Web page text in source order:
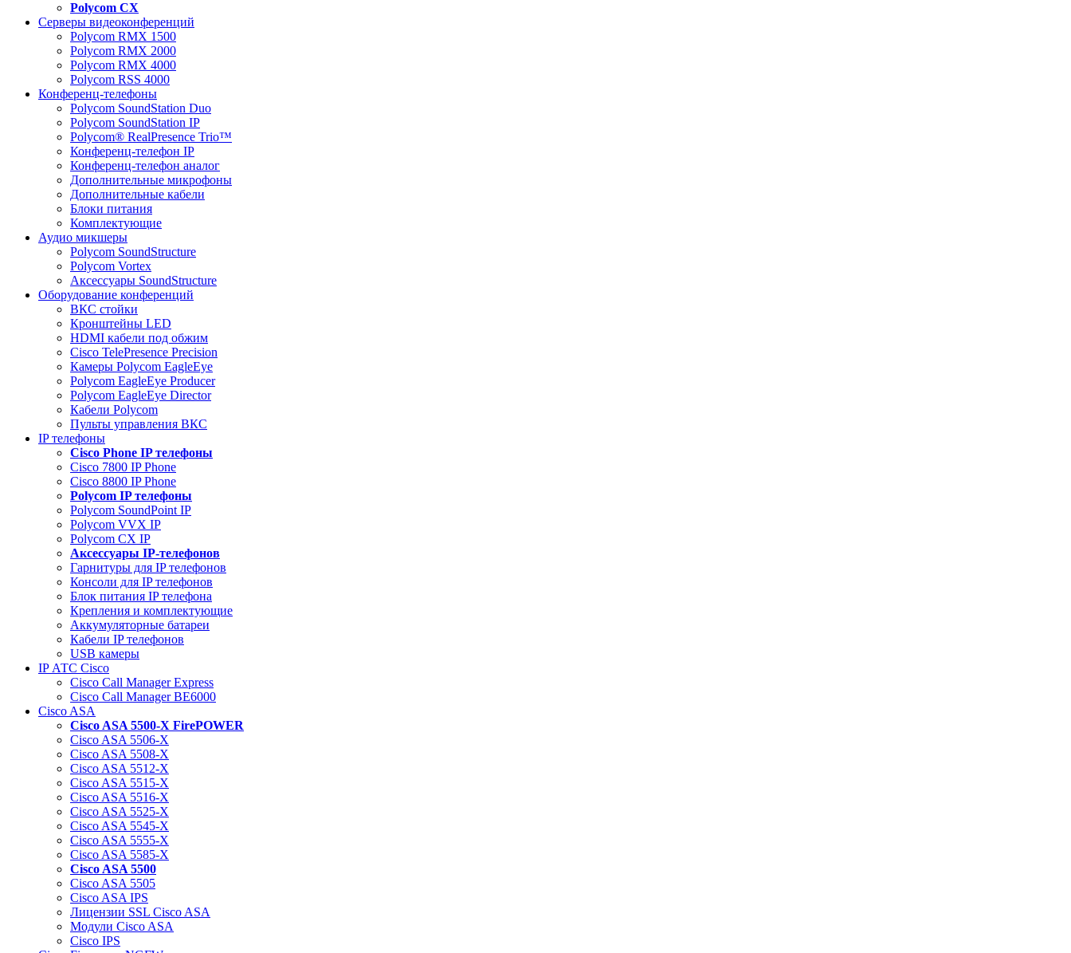
Polycom CX
Серверы видеоконференций
Polycom RMX 1500
Polycom RMX 2000
Polycom RMX 4000
Polycom RSS 4000
Конференц-телефоны
Polycom SoundStation Duo
Polycom SoundStation IP
Polycom® RealPresence Trio™
Конференц-телефон IP
Конференц-телефон аналог
Дополнительные микрофоны
Дополнительные кабели
Блоки питания
Комплектующие
Аудио микшеры
Polycom SoundStructure
Polycom Vortex
Аксессуары SoundStructure
Оборудование конференций
ВКС стойки
Кронштейны LED
HDMI кабели под обжим
Cisco TelePresence Precision
Камеры Polycom EagleEye
Polycom EagleEye Producer
Polycom EagleEye Director
Кабели Polycom
Пульты управления ВКС
IP телефоны
Сisco Phone IP телефоны
Cisco 7800 IP Phone
Cisco 8800 IP Phone
Polycom IP телефоны
Polycom SoundPoint IP
Polycom VVX IP
Polycom CX IP
Аксессуары IP-телефонов
Гарнитуры для IP телефонов
Консоли для IP телефонов
Блок питания IP телефона
Крепления и комплектующие
Аккумуляторные батареи
Кабели IP телефонов
USB камеры
IP АТС Cisco
Cisco Call Manager Express
Cisco Call Manager BE6000
Cisco ASA
Cisco ASA 5500-X FirePOWER
Cisco ASA 5506-X
Cisco ASA 5508-X
Cisco ASA 5512-X
Cisco ASA 5515-X
Cisco ASA 5516-X
Cisco ASA 5525-X
Cisco ASA 5545-X
Cisco ASA 5555-X
Cisco ASA 5585-X
Cisco ASA 5500
Cisco ASA 5505
Cisco ASA IPS
Лицензии SSL Cisco ASA
Модули Cisco ASA
Cisco IPS